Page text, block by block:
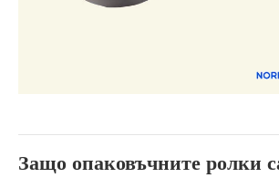
Защо опаковъчните ролки